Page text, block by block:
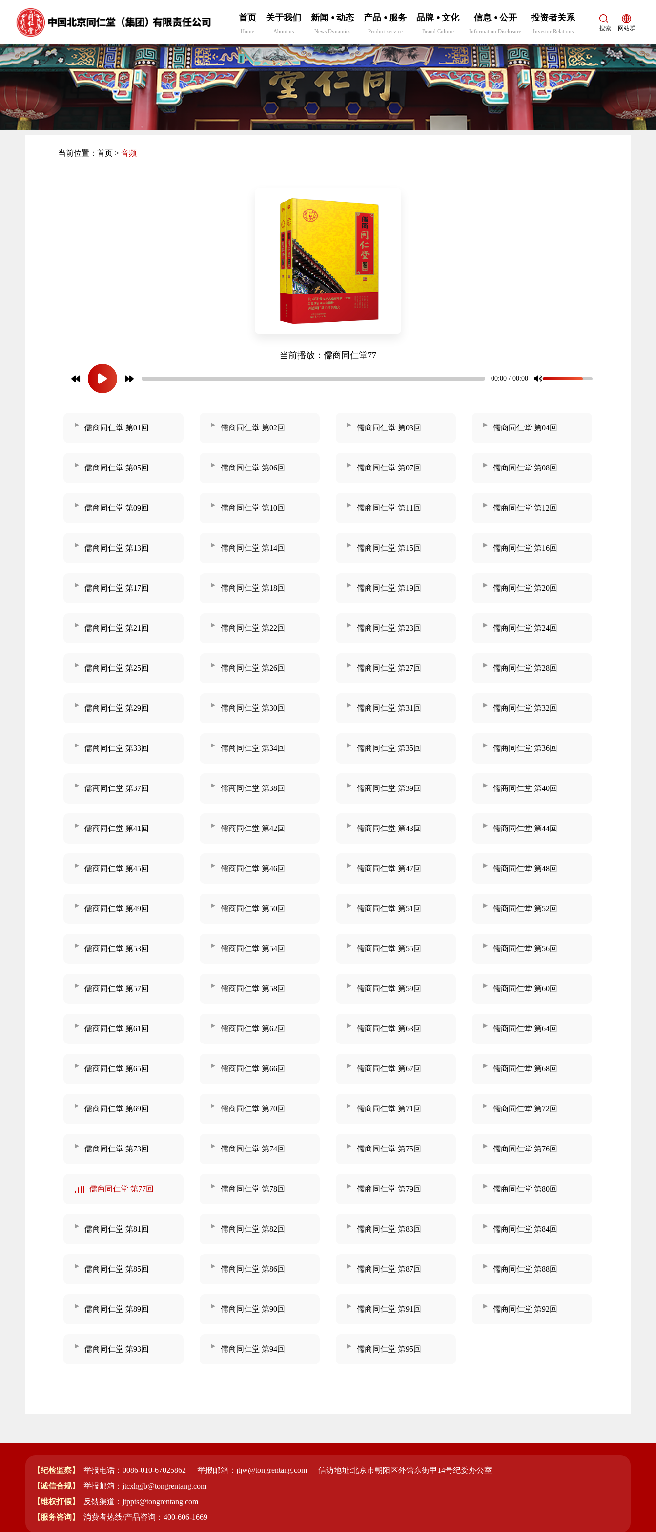
首页
Home
关于我们
About us
新闻 ⦁ 动态
News Dynamics
产品 ⦁ 服务
Product service
品牌 ⦁ 文化
Brand Culture
信息 ⦁ 公开
Information Disclosure
投资者关系
Investor Relations 搜索 网站群
当前位置：首页 > 音频
当前播放：儒商同仁堂77
00:00 / 00:00
儒商同仁堂 第01回 儒商同仁堂 第02回 儒商同仁堂 第03回 儒商同仁堂 第04回
儒商同仁堂 第05回 儒商同仁堂 第06回 儒商同仁堂 第07回 儒商同仁堂 第08回
儒商同仁堂 第09回 儒商同仁堂 第10回 儒商同仁堂 第11回 儒商同仁堂 第12回
儒商同仁堂 第13回 儒商同仁堂 第14回 儒商同仁堂 第15回 儒商同仁堂 第16回
儒商同仁堂 第17回 儒商同仁堂 第18回 儒商同仁堂 第19回 儒商同仁堂 第20回
儒商同仁堂 第21回 儒商同仁堂 第22回 儒商同仁堂 第23回 儒商同仁堂 第24回
儒商同仁堂 第25回 儒商同仁堂 第26回 儒商同仁堂 第27回 儒商同仁堂 第28回
儒商同仁堂 第29回 儒商同仁堂 第30回 儒商同仁堂 第31回 儒商同仁堂 第32回
儒商同仁堂 第33回 儒商同仁堂 第34回 儒商同仁堂 第35回 儒商同仁堂 第36回
儒商同仁堂 第37回 儒商同仁堂 第38回 儒商同仁堂 第39回 儒商同仁堂 第40回
儒商同仁堂 第41回 儒商同仁堂 第42回 儒商同仁堂 第43回 儒商同仁堂 第44回
儒商同仁堂 第45回 儒商同仁堂 第46回 儒商同仁堂 第47回 儒商同仁堂 第48回
儒商同仁堂 第49回 儒商同仁堂 第50回 儒商同仁堂 第51回 儒商同仁堂 第52回
儒商同仁堂 第53回 儒商同仁堂 第54回 儒商同仁堂 第55回 儒商同仁堂 第56回
儒商同仁堂 第57回 儒商同仁堂 第58回 儒商同仁堂 第59回 儒商同仁堂 第60回
儒商同仁堂 第61回 儒商同仁堂 第62回 儒商同仁堂 第63回 儒商同仁堂 第64回
儒商同仁堂 第65回 儒商同仁堂 第66回 儒商同仁堂 第67回 儒商同仁堂 第68回
儒商同仁堂 第69回 儒商同仁堂 第70回 儒商同仁堂 第71回 儒商同仁堂 第72回
儒商同仁堂 第73回 儒商同仁堂 第74回 儒商同仁堂 第75回 儒商同仁堂 第76回
儒商同仁堂 第77回 儒商同仁堂 第78回 儒商同仁堂 第79回 儒商同仁堂 第80回
儒商同仁堂 第81回 儒商同仁堂 第82回 儒商同仁堂 第83回 儒商同仁堂 第84回
儒商同仁堂 第85回 儒商同仁堂 第86回 儒商同仁堂 第87回 儒商同仁堂 第88回
儒商同仁堂 第89回 儒商同仁堂 第90回 儒商同仁堂 第91回 儒商同仁堂 第92回
儒商同仁堂 第93回 儒商同仁堂 第94回 儒商同仁堂 第95回
【纪检监察】 举报电话：0086-010-67025862 举报邮箱：jtjw@tongrentang.com
信访地址:北京市朝阳区外馆东街甲14号纪委办公室
【诚信合规】
举报邮箱：jtcxhgjb@tongrentang.com
【维权打假】
反馈渠道：jtppts@tongrentang.com
【服务咨询】
消费者热线/产品咨询：400-606-1669